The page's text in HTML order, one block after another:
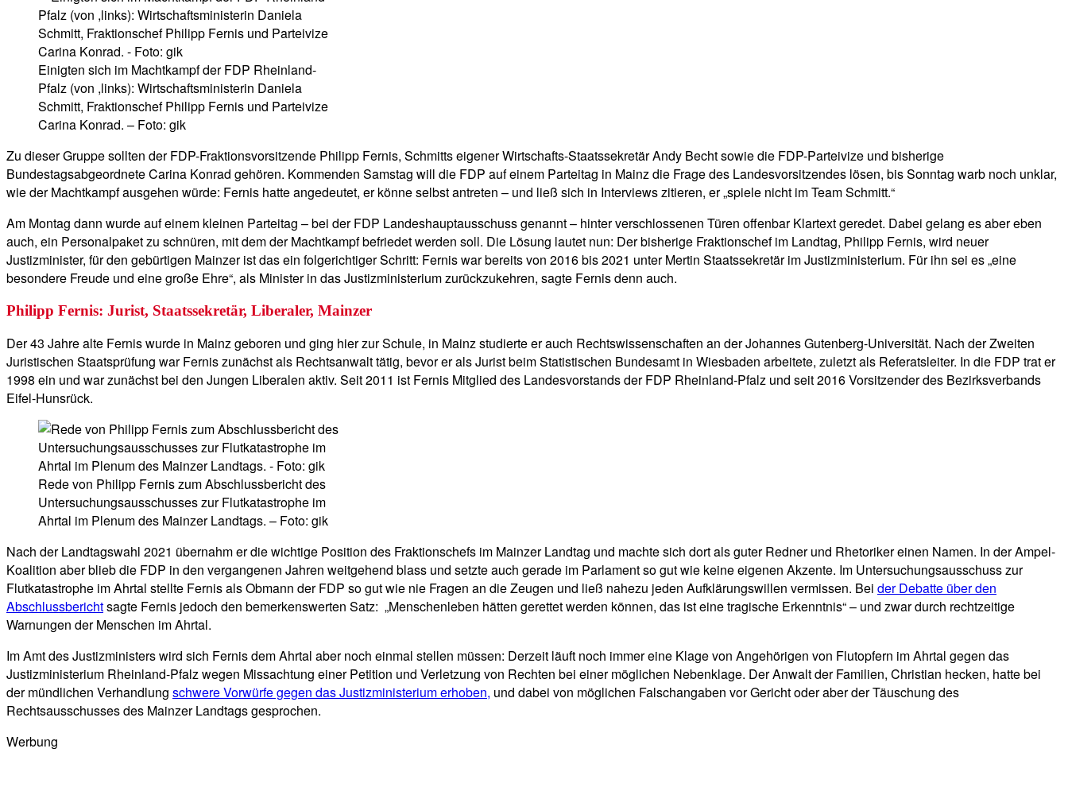
Einigten sich im Machtkampf der FDP Rheinland-
Pfalz (von ,links): Wirtschaftsministerin Daniela
Schmitt, Fraktionschef Philipp Fernis und Parteivize
Carina Konrad. – Foto: gik
Zu dieser Gruppe sollten der FDP-Fraktionsvorsitzende Philipp Fernis, Schmitts eigener Wirtschafts-Staatssekretär Andy Becht sowie die FDP-Parteivize und bisherige
Bundestagsabgeordnete Carina Konrad gehören. Kommenden Samstag will die FDP auf einem Parteitag in Mainz die Frage des Landesvorsitzendes lösen, bis Sonntag warb noch unklar,
wie der Machtkampf ausgehen würde: Fernis hatte angedeutet, er könne selbst antreten – und ließ sich in Interviews zitieren, er „spiele nicht im Team Schmitt.“
Am Montag dann wurde auf einem kleinen Parteitag – bei der FDP Landeshauptausschuss genannt – hinter verschlossenen Türen offenbar Klartext geredet. Dabei gelang es aber eben
auch, ein Personalpaket zu schnüren, mit dem der Machtkampf befriedet werden soll. Die Lösung lautet nun: Der bisherige Fraktionschef im Landtag, Philipp Fernis, wird neuer
Justizminister, für den gebürtigen Mainzer ist das ein folgerichtiger Schritt: Fernis war bereits von 2016 bis 2021 unter Mertin Staatssekretär im Justizministerium. Für ihn sei es „eine
besondere Freude und eine große Ehre“, als Minister in das Justizministerium zurückzukehren, sagte Fernis denn auch.
Philipp Fernis: Jurist, Staatssekretär, Liberaler, Mainzer
Der 43 Jahre alte Fernis wurde in Mainz geboren und ging hier zur Schule, in Mainz studierte er auch Rechtswissenschaften an der Johannes Gutenberg-Universität. Nach der Zweiten
Juristischen Staatsprüfung war Fernis zunächst als Rechtsanwalt tätig, bevor er als Jurist beim Statistischen Bundesamt in Wiesbaden arbeitete, zuletzt als Referatsleiter. In die FDP trat er
1998 ein und war zunächst bei den Jungen Liberalen aktiv. Seit 2011 ist Fernis Mitglied des Landesvorstands der FDP Rheinland-Pfalz und seit 2016 Vorsitzender des Bezirksverbands
Eifel-Hunsrück.
Rede von Philipp Fernis zum Abschlussbericht des
Untersuchungsausschusses zur Flutkatastrophe im
Ahrtal im Plenum des Mainzer Landtags. – Foto: gik
Nach der Landtagswahl 2021 übernahm er die wichtige Position des Fraktionschefs im Mainzer Landtag und machte sich dort als guter Redner und Rhetoriker einen Namen. In der Ampel-
Koalition aber blieb die FDP in den vergangenen Jahren weitgehend blass und setzte auch gerade im Parlament so gut wie keine eigenen Akzente. Im Untersuchungsausschuss zur
Flutkatastrophe im Ahrtal stellte Fernis als Obmann der FDP so gut wie nie Fragen an die Zeugen und ließ nahezu jeden Aufklärungswillen vermissen. Bei der Debatte über den
Abschlussberichtsagte Fernis jedoch den bemerkenswerten Satz: „Menschenleben hätten gerettet werden können, das ist eine tragische Erkenntnis“ – und zwar durch rechtzeitige
Warnungen der Menschen im Ahrtal.
Im Amt des Justizministers wird sich Fernis dem Ahrtal aber noch einmal stellen müssen: Derzeit läuft noch immer eine Klage von Angehörigen von Flutopfern im Ahrtal gegen das
Justizministerium Rheinland-Pfalz wegen Missachtung einer Petition und Verletzung von Rechten bei einer möglichen Nebenklage. Der Anwalt der Familien, Christian hecken, hatte bei
der mündlichen Verhandlung schwere Vorwürfe gegen das Justizministerium erhoben, und dabei von möglichen Falschangaben vor Gericht oder aber der Täuschung des
Rechtsausschusses des Mainzer Landtags gesprochen.
Werbung